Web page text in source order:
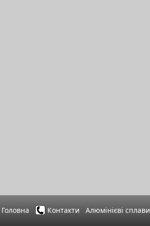
Головна Контакти Алюмінієві сплави